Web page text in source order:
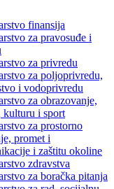
finansija
za pravosuđe i
za privredu
za poljoprivredu,
i vodoprivredu
za obrazovanje,
kulturu i sport
za prostorno
promet i
i zaštitu okoline
zdravstva
za boračka pitanja